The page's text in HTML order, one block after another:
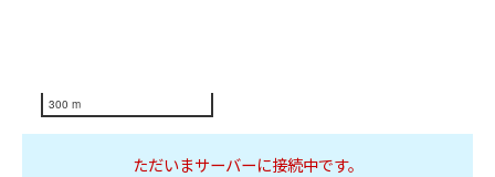
300 m
ただいまサーバーに接続中です。